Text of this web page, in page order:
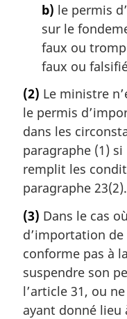
b) le permis
sur le
faux ou
faux ou
(2) Le ministre
le permis
dans les
paragraphe (1)
remplit les
paragraphe 23(2).
(3) Dans le cas
d’importation
conforme pas à
suspendre son
l’article 31, ou
ayant donné lieu